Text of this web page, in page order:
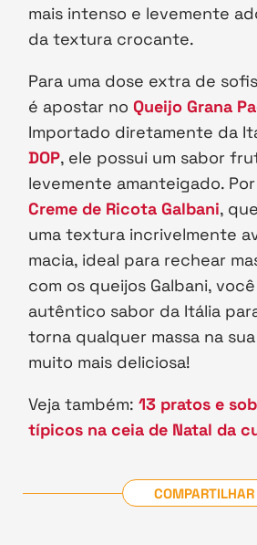
mais intenso e levemente
da textura crocante.
Para uma dose extra de
é apostar no Queijo Grana
Importado diretamente da
DOP, ele possui um sabor
levemente amanteigado.
Creme de Ricota Galbani,
uma textura incrivelmente
macia, ideal para rechear
com os queijos Galbani,
autêntico sabor da Itália
torna qualquer massa na
muito mais deliciosa!
Veja também:13 pratos e
típicos na ceia de Natal da
COMPARTILHAR